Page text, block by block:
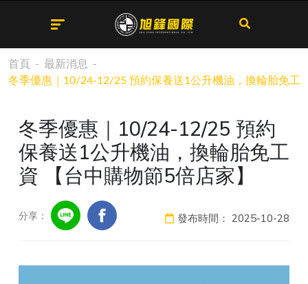
首頁
最新消息
冬季優惠｜10/24-12/25 預約保養送1公升機油，換輪胎免工
冬季優惠｜10/24-12/25 預約
保養送1公升機油，換輪胎免工
資 【台中購物節5倍店家】
分享： 發布時間： 2025-10-28